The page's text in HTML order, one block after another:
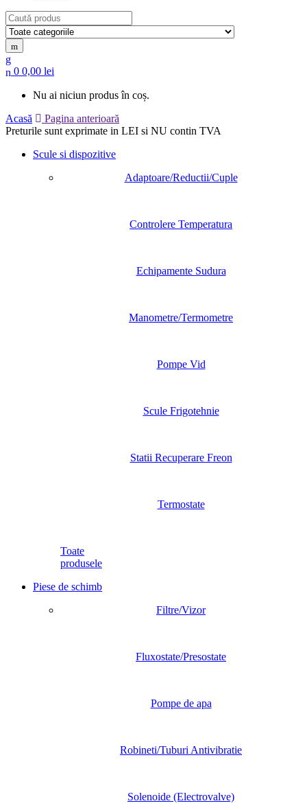
Search
for:
0 0,00 lei
Nu ai niciun produs în coș.
Acasă
Pagina anterioară
Preturile sunt exprimate in LEI si NU contin TVA
Scule si dispozitive
Adaptoare/Reductii/Cuple
Controlere Temperatura
Echipamente Sudura
Manometre/Termometre
Pompe Vid
Scule Frigotehnie
Statii Recuperare Freon
Termostate
Toate
produsele
Piese de schimb
Filtre/Vizor
Fluxostate/Presostate
Pompe de apa
Robineti/Tuburi Antivibratie
Solenoide (Electrovalve)